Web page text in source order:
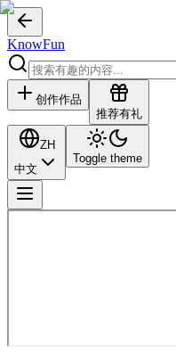
KnowFun
创作作品
推荐有礼
ZH
中文
Toggle theme